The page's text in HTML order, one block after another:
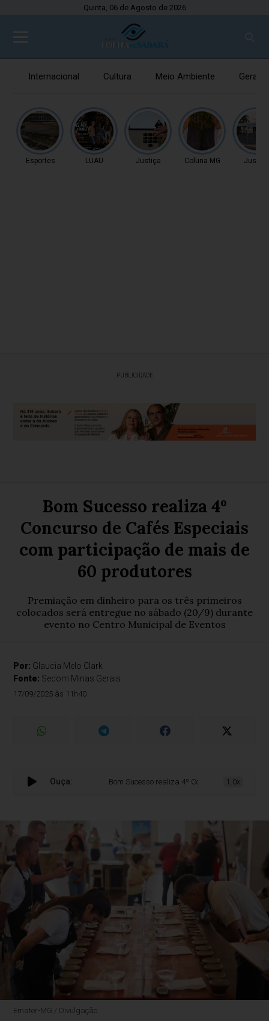
Quinta, 06 de Agosto de 2026
Internacional Cultura Meio Ambiente Gerais
Esportes LUAU Justiça Coluna MG Justiça
PUBLICIDADE
Bom Sucesso realiza 4º
Concurso de Cafés Especiais
com participação de mais de
60 produtores
Premiação em dinheiro para os três primeiros
colocados será entregue no sábado (20/9) durante
evento no Centro Municipal de Eventos
Por: Glaucia Melo Clark
Fonte: Secom Minas Gerais
17/09/2025 às 11h40
Ouça: Bom Sucesso realiza 4º Concurso de Cafés
1.0x
Emater-MG / Divulgação